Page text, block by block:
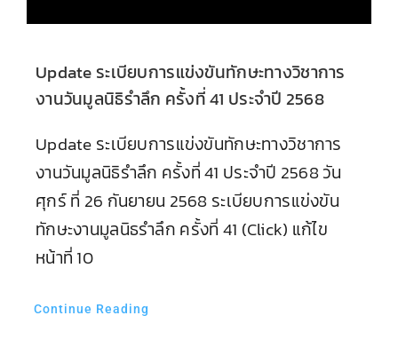
Update ระเบียบการแข่งขันทักษะทางวิชาการ
งานวันมูลนิธิรำลึก ครั้งที่ 41 ประจำปี 2568
Update ระเบียบการแข่งขันทักษะทางวิชาการ
งานวันมูลนิธิรำลึก ครั้งที่ 41 ประจำปี 2568 วัน
ศุกร์ ที่ 26 กันยายน 2568 ระเบียบการแข่งขัน
ทักษะงานมูลนิธรำลึก ครั้งที่ 41 (Click) แก้ไข
หน้าที่ 10
Continue Reading